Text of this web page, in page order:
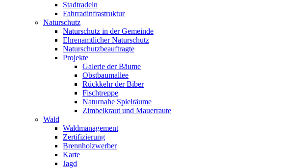
Stadtradeln
Fahrradinfrastruktur
Naturschutz
Naturschutz in der Gemeinde
Ehrenamtlicher Naturschutz
Naturschutzbeauftragte
Projekte
Galerie der Bäume
Obstbaumallee
Rückkehr der Biber
Fischtreppe
Naturnahe Spielräume
Zimbelkraut und Mauerraute
Wald
Waldmanagement
Zertifizierung
Brennholzwerber
Karte
Jagd